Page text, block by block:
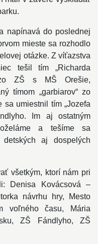
napínavá do poslednej
mieste sa rozhodlo
otázke. Z víťazstva
tešil tím „Richarda
ZŠ s MŠ Orešie,
tímom „garbiarov“ zo
umiestnil tím „Jozefa
Im aj ostatným
a tešíme sa
aj dospelých
všetkým, ktorí nám pri
Denisa Kovácsová –
návrhu hry, Mesto
voľného času, Mária
ZŠ Fándlyho, ZŠ